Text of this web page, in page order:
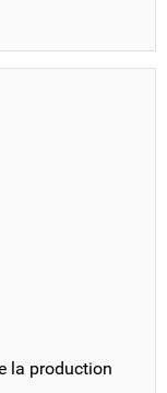
la production